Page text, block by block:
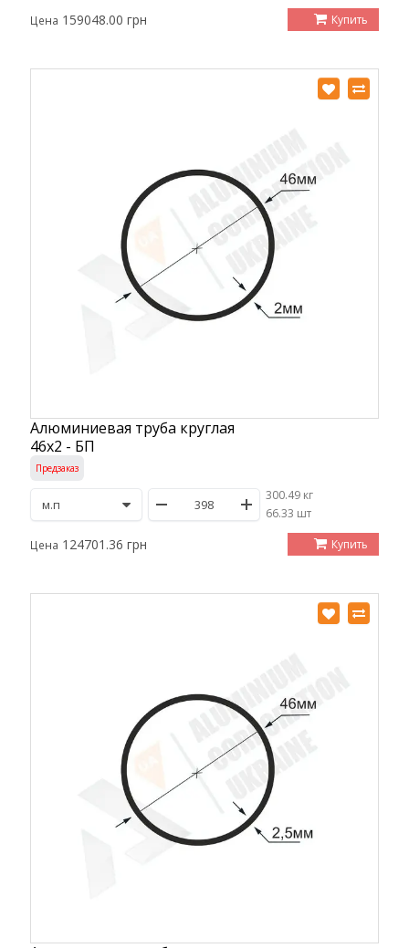
Цена 159048.00 грн Купить
Алюминиевая труба круглая
46х2 - БП
Предзаказ
300.49 кг
/66.33 шт
Цена 124701.36 грн Купить